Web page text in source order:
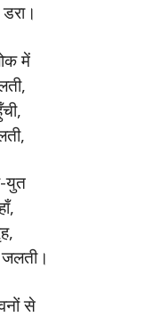
में
युत
से